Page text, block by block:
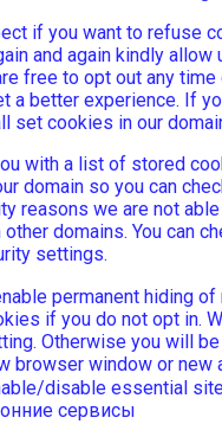
if you want to refuse
and again kindly
free to opt out any
a better experience. If
set cookies in our
with a list of stored
domain so you can
reasons we are not
domains. You can
settings.
permanent hiding of
if you do not opt in.
Otherwise you will
browser window or new
disable essential
сервисы